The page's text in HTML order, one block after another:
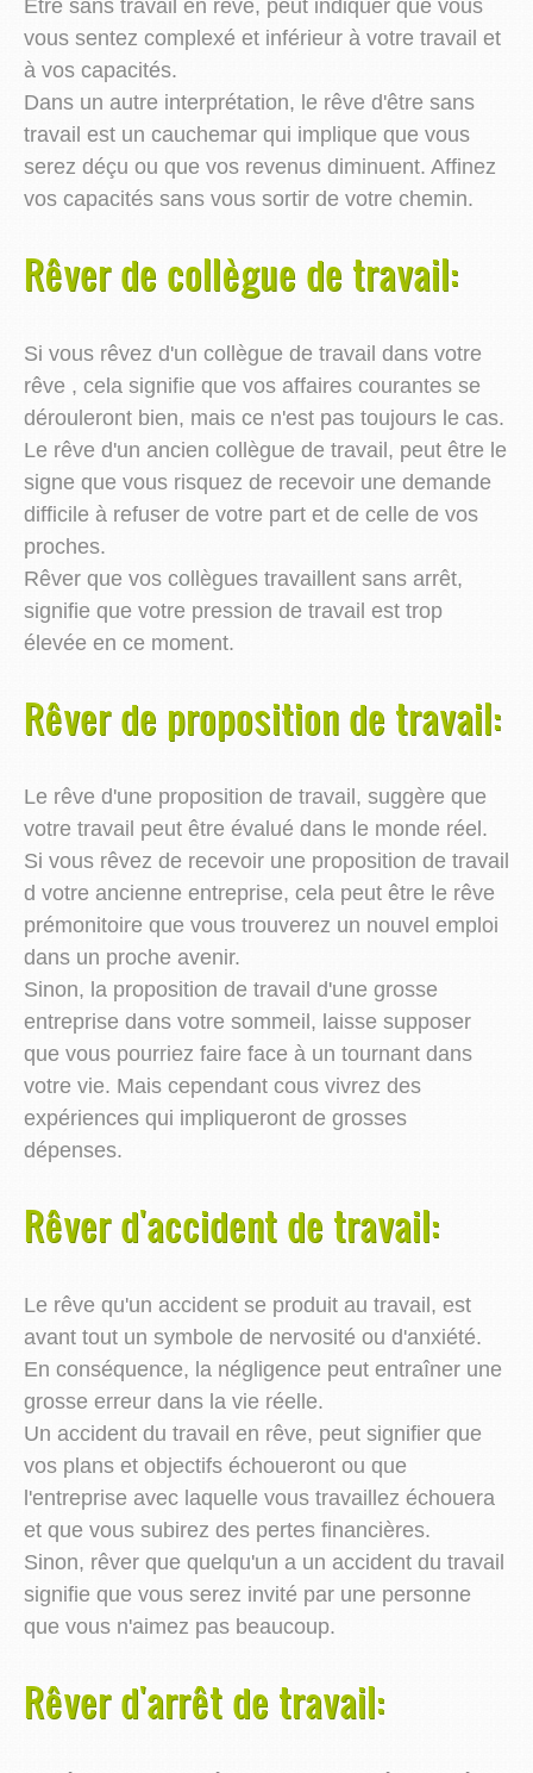
Être sans travail en rêve, peut indiquer que vous
vous sentez complexé et inférieur à votre travail et
à vos capacités.
Dans un autre interprétation, le rêve d'être sans
travail est un cauchemar qui implique que vous
serez déçu ou que vos revenus diminuent. Affinez
vos capacités sans vous sortir de votre chemin.
Rêver de collègue de travail:
Si vous rêvez d'un collègue de travail dans votre
rêve , cela signifie que vos affaires courantes se
dérouleront bien, mais ce n'est pas toujours le cas.
Le rêve d'un ancien collègue de travail, peut être le
signe que vous risquez de recevoir une demande
difficile à refuser de votre part et de celle de vos
proches.
Rêver que vos collègues travaillent sans arrêt,
signifie que votre pression de travail est trop
élevée en ce moment.
Rêver de proposition de travail:
Le rêve d'une proposition de travail, suggère que
votre travail peut être évalué dans le monde réel.
Si vous rêvez de recevoir une proposition de travail
d votre ancienne entreprise, cela peut être le rêve
prémonitoire que vous trouverez un nouvel emploi
dans un proche avenir.
Sinon, la proposition de travail d'une grosse
entreprise dans votre sommeil, laisse supposer
que vous pourriez faire face à un tournant dans
votre vie. Mais cependant cous vivrez des
expériences qui impliqueront de grosses
dépenses.
Rêver d'accident de travail:
Le rêve qu'un accident se produit au travail, est
avant tout un symbole de nervosité ou d'anxiété.
En conséquence, la négligence peut entraîner une
grosse erreur dans la vie réelle.
Un accident du travail en rêve, peut signifier que
vos plans et objectifs échoueront ou que
l'entreprise avec laquelle vous travaillez échouera
et que vous subirez des pertes financières.
Sinon, rêver que quelqu'un a un accident du travail
signifie que vous serez invité par une personne
que vous n'aimez pas beaucoup.
Rêver d'arrêt de travail: